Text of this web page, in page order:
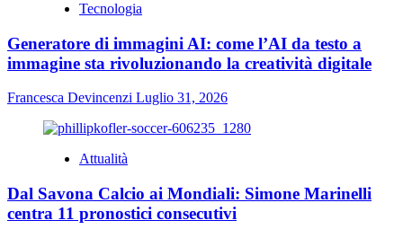
Tecnologia
Generatore di immagini AI: come l’AI da testo a
immagine sta rivoluzionando la creatività digitale
Francesca Devincenzi Luglio 31, 2026
Attualità
Dal Savona Calcio ai Mondiali: Simone Marinelli
centra 11 pronostici consecutivi